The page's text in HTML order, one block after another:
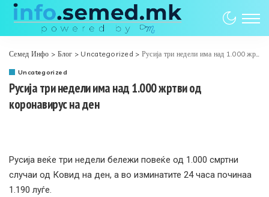
Семед Инфо > Блог > Uncategorized > Русија три недели има над 1.000 жртви од коронавирус на ден
Uncategorized
Русија три недели има над 1.000 жртви од
коронавирус на ден
Русија веќе три недели бележи повеќе од 1.000 смртни
случаи од Ковид на ден, а во изминатите 24 часа починаа
1.190 луѓе.